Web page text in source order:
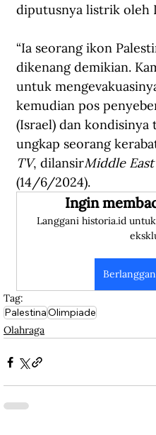
diputusnya listrik oleh
“Ia seorang ikon
dikenang demikian.
untuk
kemudian pos
(Israel) dan kondisinya
ungkap seorang
TV, dilansirMiddle
(14/6/2024).
Ingin
Langgani historia.id
Tag:
PalestinaOlimpiade
Olahraga